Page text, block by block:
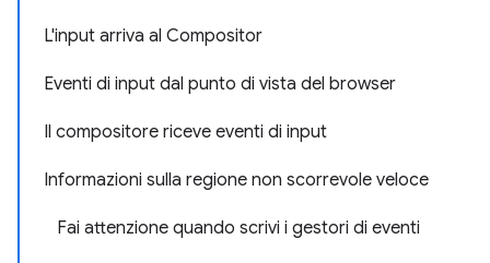
L'input arriva al Compositor
Eventi di input dal punto di vista del browser
Il compositore riceve eventi di input
Informazioni sulla regione non scorrevole veloce
Fai attenzione quando scrivi i gestori di eventi